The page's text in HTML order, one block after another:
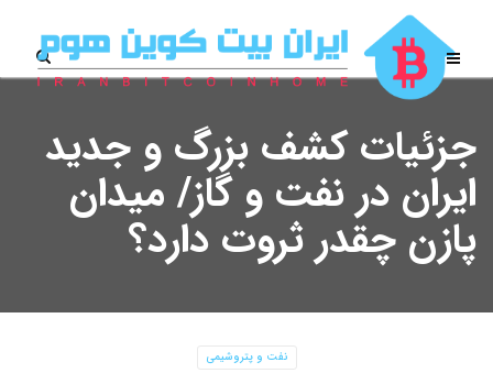
جزئیات کشف بزرگ و جدید
ایران در نفت و گاز/ میدان
پازن چقدر ثروت دارد؟
نفت و پتروشیمی